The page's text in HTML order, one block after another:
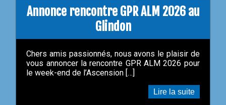
Annonce rencontre GPR ALM 2026 au
Glindon
Chers amis passionnés, nous avons le plaisir de
vous annoncer la rencontre GPR ALM 2026 pour
le week-end de l’Ascension […]
Lire la suite